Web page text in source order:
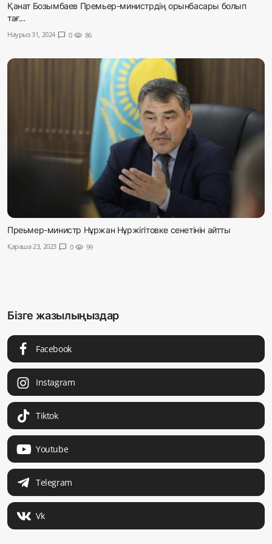
Қанат Бозымбаев Премьер-министрдің орынбасары болып
тағ...
Наурыз 31, 2024 chat_bubble 0 visibility 86
Преьмер-министр Нұржан Нұржігітовке сенетінін айтты
Қараша 23, 2023 chat_bubble 0 visibility 99
Бізге жазылыңыздар
Facebook
Instagram
Tiktok
Youtube
Telegram
Vk